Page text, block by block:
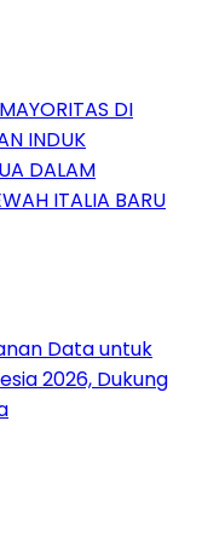
DI
INDUK
DALAM
ITALIA BARU
Data untuk
2026, Dukung